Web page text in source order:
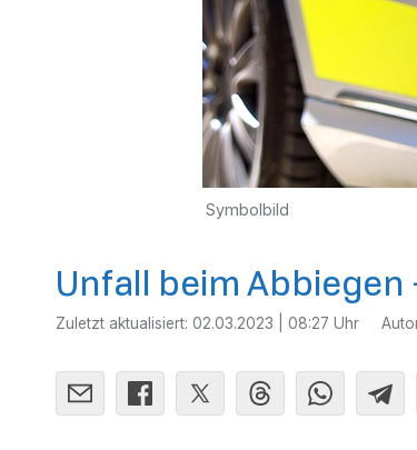
Symbolbild
Unfall beim Abbiegen
Zuletzt aktualisiert: 02.03.2023 | 08:27 Uhr